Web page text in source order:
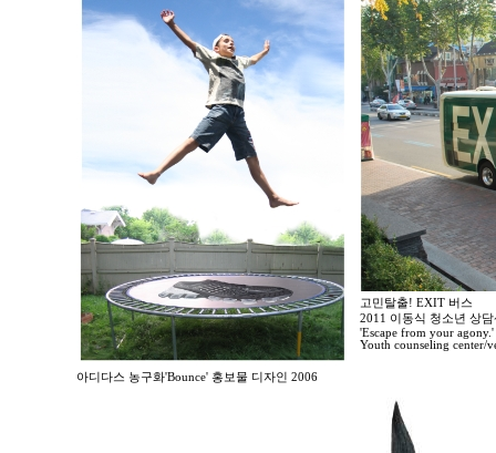
아디다스 농구화'Bounce' 홍보물 디자인 2006
고민탈출! EXIT 버스
2011 이동식 청소년 상
'Escape from your agony.'
Youth counseling center/